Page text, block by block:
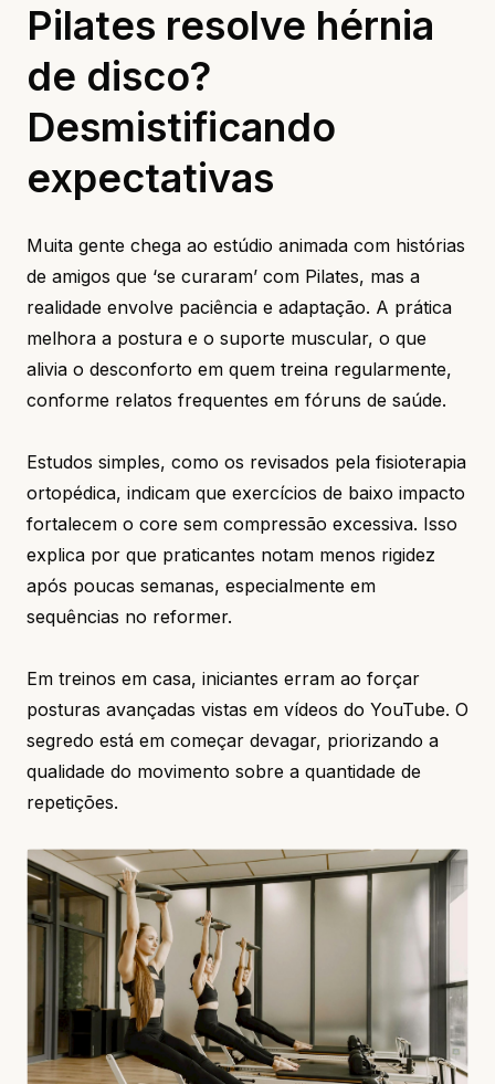
Pilates resolve hérnia
de disco?
Desmistificando
expectativas
Muita gente chega ao estúdio animada com histórias
de amigos que ‘se curaram’ com Pilates, mas a
realidade envolve paciência e adaptação. A prática
melhora a postura e o suporte muscular, o que
alivia o desconforto em quem treina regularmente,
conforme relatos frequentes em fóruns de saúde.
Estudos simples, como os revisados pela fisioterapia
ortopédica, indicam que exercícios de baixo impacto
fortalecem o core sem compressão excessiva. Isso
explica por que praticantes notam menos rigidez
após poucas semanas, especialmente em
sequências no reformer.
Em treinos em casa, iniciantes erram ao forçar
posturas avançadas vistas em vídeos do YouTube. O
segredo está em começar devagar, priorizando a
qualidade do movimento sobre a quantidade de
repetições.